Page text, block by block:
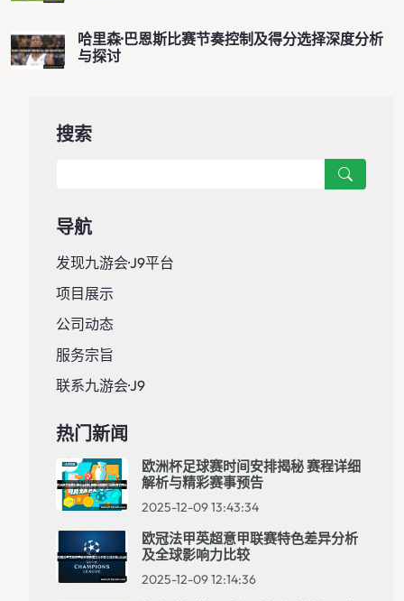
哈里森·巴恩斯比赛节奏控制及得分选择深度分析
与探讨
搜索
导航
发现九游会·J9平台
项目展示
公司动态
服务宗旨
联系九游会·J9
热门新闻
欧洲杯足球赛时间安排揭秘 赛程详细
解析与精彩赛事预告
2025-12-09 13:43:34
欧冠法甲英超意甲联赛特色差异分析
及全球影响力比较
2025-12-09 12:14:36